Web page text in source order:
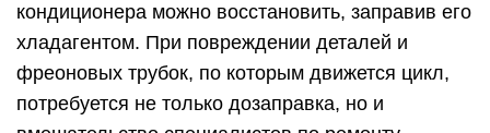
кондиционера можно восстановить, заправив его
хладагентом. При повреждении деталей и
фреоновых трубок, по которым движется цикл,
потребуется не только дозаправка, но и